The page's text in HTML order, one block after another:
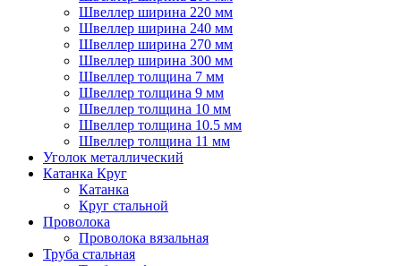
Швеллер ширина 220 мм
Швеллер ширина 240 мм
Швеллер ширина 270 мм
Швеллер ширина 300 мм
Швеллер толщина 7 мм
Швеллер толщина 9 мм
Швеллер толщина 10 мм
Швеллер толщина 10.5 мм
Швеллер толщина 11 мм
Уголок металлический
Катанка Круг
Катанка
Круг стальной
Проволока
Проволока вязальная
Труба стальная